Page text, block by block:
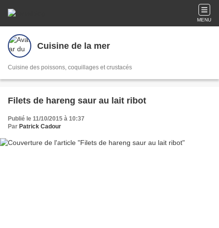
MENU
Cuisine de la mer
Cuisine des poissons, coquillages et crustacés
Filets de hareng saur au lait ribot
Publié le 11/10/2015 à 10:37
Par Patrick Cadour